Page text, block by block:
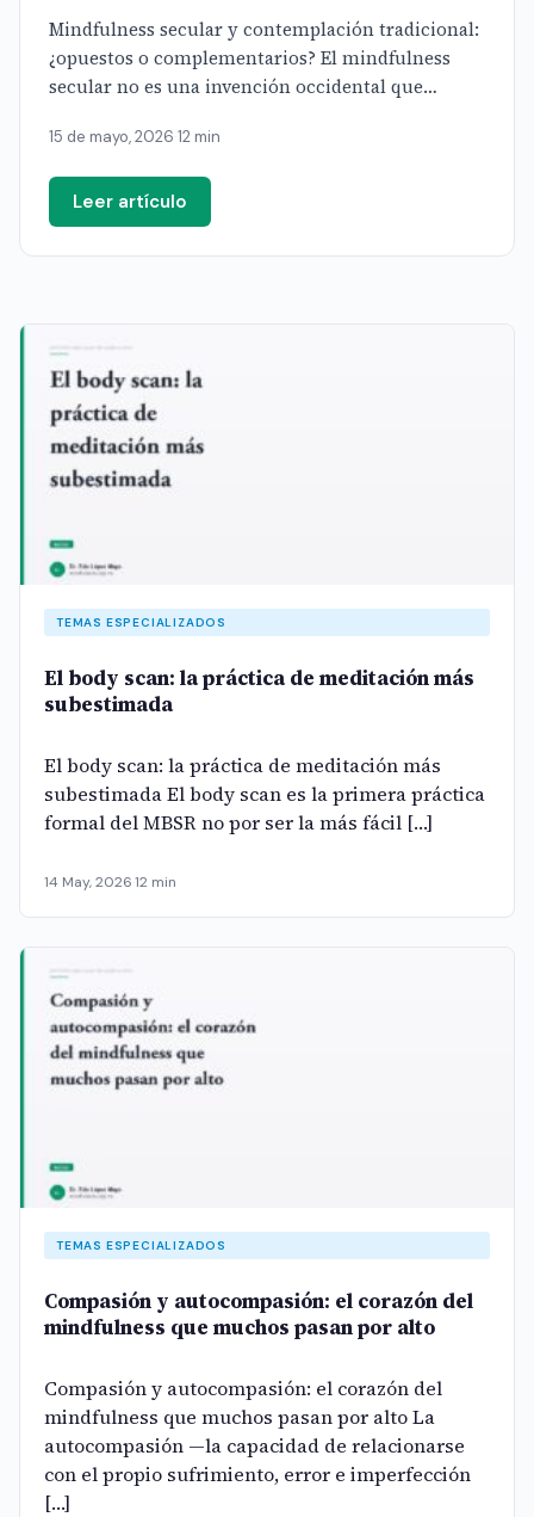
Mindfulness secular y contemplación tradicional:
¿opuestos o complementarios? El mindfulness
secular no es una invención occidental que
[…]
15 de mayo, 2026 12 min
Leer artículo
TEMAS ESPECIALIZADOS
El body scan: la práctica de meditación más
subestimada
El body scan: la práctica de meditación más
subestimada El body scan es la primera práctica
formal del MBSR no por ser la más fácil […]
14 May, 202612 min
TEMAS ESPECIALIZADOS
Compasión y autocompasión: el corazón del
mindfulness que muchos pasan por alto
Compasión y autocompasión: el corazón del
mindfulness que muchos pasan por alto La
autocompasión —la capacidad de relacionarse
con el propio sufrimiento, error e imperfección
[…]